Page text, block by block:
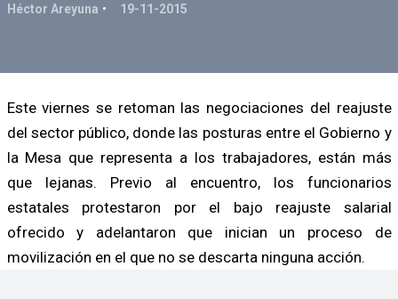
Héctor Areyuna 19-11-2015
Este viernes se retoman las negociaciones del reajuste
del sector público, donde las posturas entre el Gobierno y
la Mesa que representa a los trabajadores, están más
que lejanas. Previo al encuentro, los funcionarios
estatales protestaron por el bajo reajuste salarial
ofrecido y adelantaron que inician un proceso de
movilización en el que no se descarta ninguna acción.